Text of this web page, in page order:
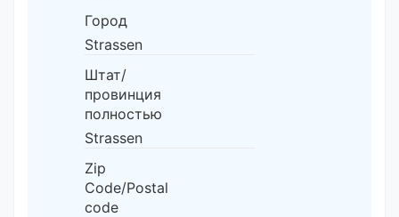
Город
Strassen
Штат/
провинция
полностью
Strassen
Zip
Code/Postal
code